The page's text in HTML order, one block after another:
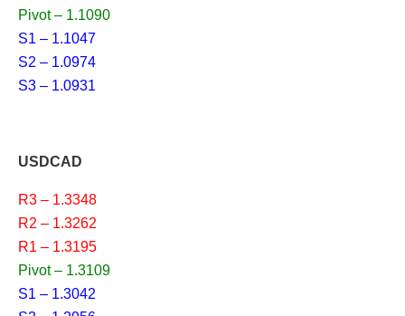
Pivot – 1.1090
S1 – 1.1047
S2 – 1.0974
S3 – 1.0931
USDCAD
R3 – 1.3348
R2 – 1.3262
R1 – 1.3195
Pivot – 1.3109
S1 – 1.3042